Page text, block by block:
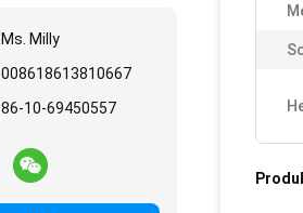
Ms. Milly
008618613810667
86-10-69450557